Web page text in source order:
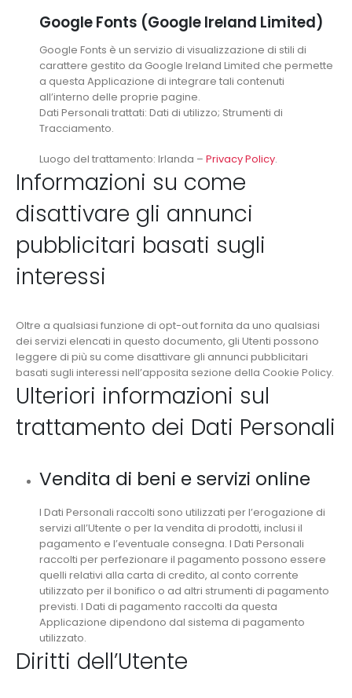
Google Fonts (Google Ireland Limited)
Google Fonts è un servizio di visualizzazione di stili di
carattere gestito da Google Ireland Limited che permette
a questa Applicazione di integrare tali contenuti
all’interno delle proprie pagine.
Dati Personali trattati: Dati di utilizzo; Strumenti di
Tracciamento.
Luogo del trattamento: Irlanda – Privacy Policy.
Informazioni su come
disattivare gli annunci
pubblicitari basati sugli
interessi
Oltre a qualsiasi funzione di opt-out fornita da uno qualsiasi
dei servizi elencati in questo documento, gli Utenti possono
leggere di più su come disattivare gli annunci pubblicitari
basati sugli interessi nell’apposita sezione della Cookie Policy.
Ulteriori informazioni sul
trattamento dei Dati Personali
Vendita di beni e servizi online
I Dati Personali raccolti sono utilizzati per l’erogazione di
servizi all’Utente o per la vendita di prodotti, inclusi il
pagamento e l’eventuale consegna. I Dati Personali
raccolti per perfezionare il pagamento possono essere
quelli relativi alla carta di credito, al conto corrente
utilizzato per il bonifico o ad altri strumenti di pagamento
previsti. I Dati di pagamento raccolti da questa
Applicazione dipendono dal sistema di pagamento
utilizzato.
Diritti dell’Utente